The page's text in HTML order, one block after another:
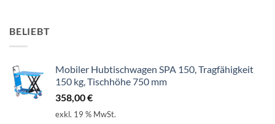
BELIEBT
Mobiler Hubtischwagen SPA 150, Tragfähigkeit
150 kg, Tischhöhe 750 mm
358,00€
exkl. 19 % MwSt.